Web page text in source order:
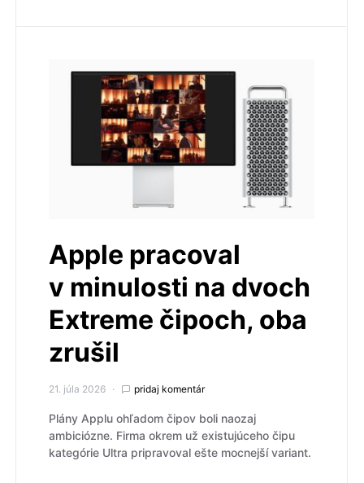
Apple pracoval
v minulosti na dvoch
Extreme čipoch, oba
zrušil
21. júla 2026 pridaj komentár
Plány Applu ohľadom čipov boli naozaj
ambiciózne. Firma okrem už existujúceho čipu
kategórie Ultra pripravoval ešte mocnejší variant.